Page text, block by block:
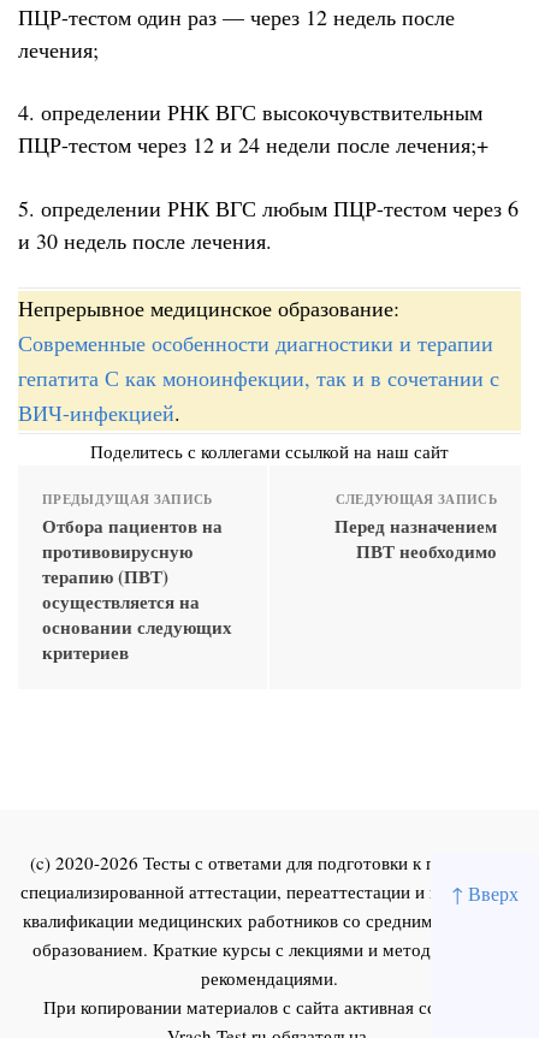
↑ Вверх
ПЦР-тестом один раз — через 12 недель после
лечения;
4. определении РНК ВГС высокочувствительным
ПЦР-тестом через 12 и 24 недели после лечения;+
5. определении РНК ВГС любым ПЦР-тестом через 6
и 30 недель после лечения.
Непрерывное медицинское образование:
Современные особенности диагностики и терапии
гепатита С как моноинфекции, так и в сочетании с
ВИЧ-инфекцией.
Поделитесь с коллегами ссылкой на наш сайт
ПРЕДЫДУЩАЯ ЗАПИСЬ
Отбора пациентов на
противовирусную
терапию (ПВТ)
осуществляется на
основании следующих
критериев
СЛЕДУЮЩАЯ ЗАПИСЬ
Перед назначением
ПВТ необходимо
(c) 2020-2026 Тесты с ответами для подготовки к первичной
специализированной аттестации, переаттестации и повышения
квалификации медицинских работников со средним и высшим
образованием. Краткие курсы с лекциями и методическими
рекомендациями.
При копировании материалов с сайта активная ссылка на